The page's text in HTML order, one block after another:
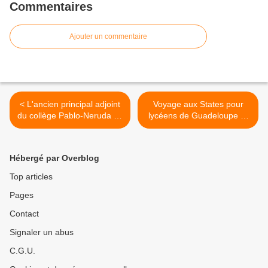
Commentaires
Ajouter un commentaire
< L'ancien principal adjoint
du collège Pablo-Neruda de
Pierrefitte au conseil d'Etat
Voyage aux States pour
lycéens de Guadeloupe et
de Martinique >
Hébergé par Overblog
Top articles
Pages
Contact
Signaler un abus
C.G.U.